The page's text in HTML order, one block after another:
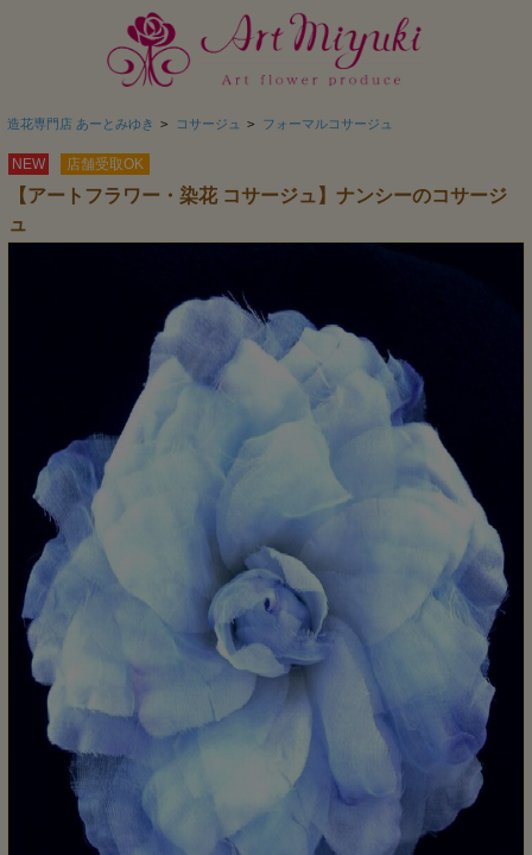
造花専門店 あーとみゆき > コサージュ > フォーマルコサージュ
NEW 店舗受取OK
【アートフラワー・染花 コサージュ】ナンシーのコサージ
ュ